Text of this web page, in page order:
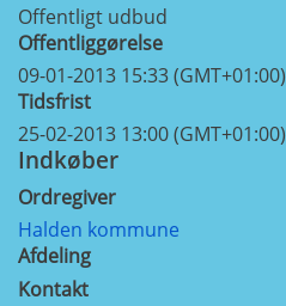
Offentligt udbud
Offentliggørelse
09-01-2013 15:33 (GMT+01:00)
Tidsfrist
25-02-2013 13:00 (GMT+01:00)
Indkøber
Ordregiver
Halden kommune
Afdeling
Kontakt